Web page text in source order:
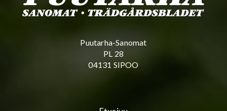
Puutarha-Sanomat
PL 28
04131 SIPOO